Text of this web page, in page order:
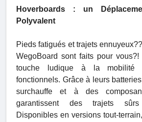
Hoverboards : un
Polyvalent
Pieds fatigués et trajets
WegoBoard sont faits pour
touche ludique à la mobilité
fonctionnels. Grâce à leurs
surchauffe et à des
garantissent des trajets
Disponibles en versions tout-